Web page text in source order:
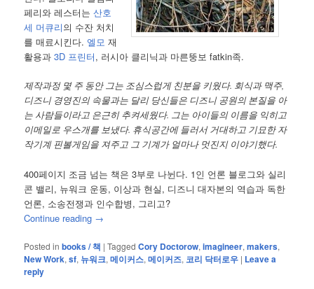
페리와 레스터는산호
세 머큐리의 수잔 처치
를 매료시킨다.엘모 재
활용과3D 프린터, 러시아 클리닉과 마른뚱보 fatkin족.
제작과정 몇 주 동안 그는 조심스럽게 친분을 키웠다. 회식과 맥주,
디즈니 경영진의 속물과는 달리 당신들은 디즈니 공원의 본질을 아
는 사람들이라고 은근히 추켜세웠다. 그는 아이들의 이름을 익히고
이메일로 우스개를 보냈다. 휴식공간에 들러서 거대하고 기묘한 자
작기계 핀볼게임을 져주고 그 기계가 얼마나 멋진지 이야기했다.
400페이지 조금 넘는 책은 3부로 나뉜다. 1인 언론 블로그와 실리
콘 밸리, 뉴워크 운동, 이상과 현실, 디즈니 대자본의 역습과 독한
언론, 소송전쟁과 인수합병, 그리고?
Continue reading →
Posted in books / 책 |Tagged Cory Doctorow,imagineer,makers,
New Work,sf, 뉴워크,메이커스,메이커즈, 코리 닥터로우 | Leave a
reply